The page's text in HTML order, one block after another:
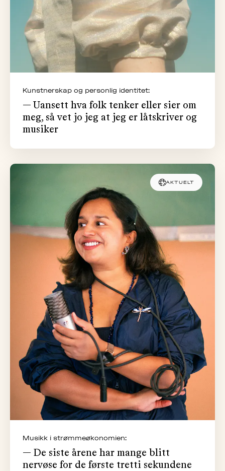
Kunstnerskap og personlig identitet:
— Uansett hva folk tenker eller sier om
meg, så vet jo jeg at jeg er låtskriver og
musiker
AKTUELT
Musikk i strømmeøkonomien:
— De siste årene har mange blitt
nervøse for de første tretti sekundene